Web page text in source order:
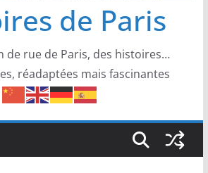
de Paris
de rue de Paris, des histoires…
réadaptées mais fascinantes